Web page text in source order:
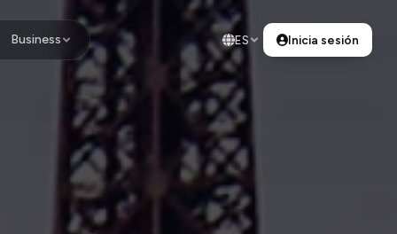
Business ES Inicia sesión